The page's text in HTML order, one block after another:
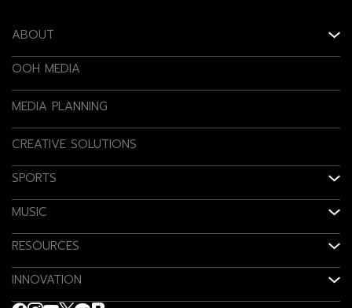
ABOUT
OOH MEDIA
MEDIA PLANNING
CREATIVE SOLUTIONS
SPORTS
MUSIC
RESOURCES
INNOVATION